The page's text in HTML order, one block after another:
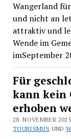
Wangerland
und nicht an
attraktiv und
Wende im
imSeptember
Für
kann kein
erhoben
28. NOVEMBER
TOURISMUS UND